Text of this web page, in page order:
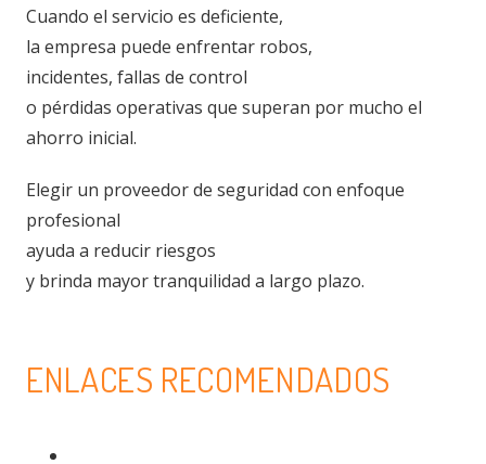
Cuando el servicio es deficiente,
la empresa puede enfrentar robos,
incidentes, fallas de control
o pérdidas operativas que superan por mucho el
ahorro inicial.
Elegir un proveedor de seguridad con enfoque
profesional
ayuda a reducir riesgos
y brinda mayor tranquilidad a largo plazo.
ENLACES RECOMENDADOS